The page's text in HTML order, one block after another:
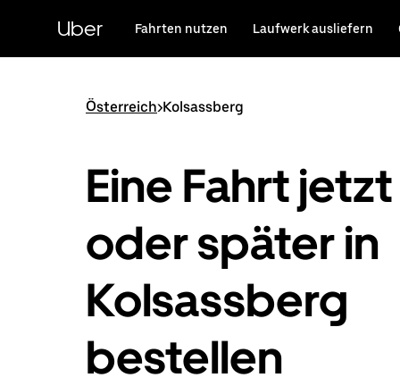
HauptinhaltUber Fahrten nutzen Laufwerk ausliefern
Österreich>Kolsassberg
Eine Fahrt jetzt
oder später in
Kolsassberg
bestellen